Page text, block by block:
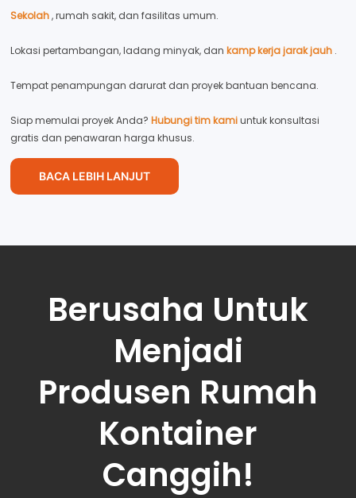
Sekolah , rumah sakit, dan fasilitas umum.
Lokasi pertambangan, ladang minyak, dan kamp kerja jarak jauh .
Tempat penampungan darurat dan proyek bantuan bencana.
Siap memulai proyek Anda? Hubungi tim kamiuntuk konsultasi
gratis dan penawaran harga khusus.
BACA LEBIH LANJUT
Berusaha Untuk
Menjadi
Produsen Rumah
Kontainer
Canggih!